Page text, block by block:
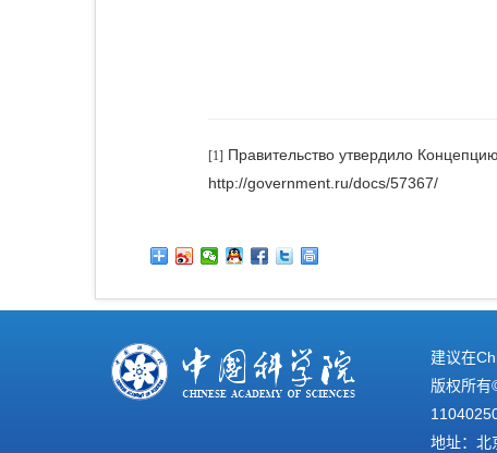
[1] Правительство утвердило
http://government.ru/docs/57367/
建议在
版权所
地址：北